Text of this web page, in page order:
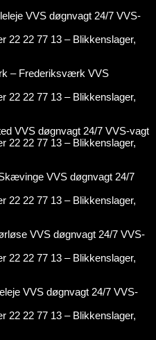
VVS døgnvagt 24/7 VVS-
22 22 77 13 – Blikkenslager,
– Frederiksværk VVS
22 22 77 13 – Blikkenslager,
VVS døgnvagt 24/7 VVS-vagt
22 22 77 13 – Blikkenslager,
VVS døgnvagt 24/7
22 22 77 13 – Blikkenslager,
VVS døgnvagt 24/7 VVS-
22 22 77 13 – Blikkenslager,
VVS døgnvagt 24/7 VVS-
22 22 77 13 – Blikkenslager,